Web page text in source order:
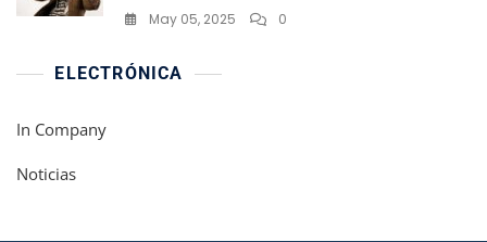
May 05, 2025 0
ELECTRÓNICA
In Company
Noticias